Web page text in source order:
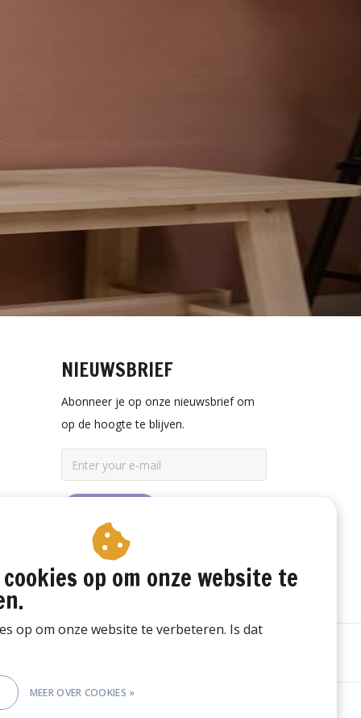
NIEUWSBRIEF
Abonneer je op onze nieuwsbrief om
op de hoogte te blijven.
op om onze website te
op om onze website te verbeteren. Is dat
MEER OVER COOKIES »